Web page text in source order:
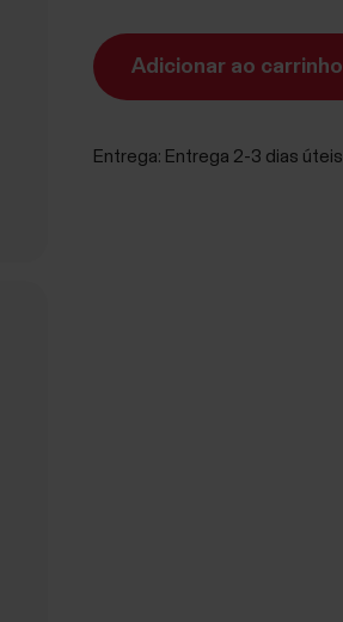
Adicionar ao carrinho
Entrega: Entrega 2-3 dias úteis